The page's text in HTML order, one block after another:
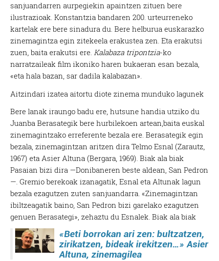
sanjuandarren aurpegiekin apaintzen zituen bere
ilustrazioak. Konstantzia bandaren 200. urteurreneko
kartelak ere bere sinadura du. Bere helburua euskarazko
zinemagintza egin zitekeela erakustea zen. Eta erakutsi
zuen, baita erakutsi ere.Kalabaza tripontzia-ko
narratzaileak film ikoniko haren bukaeran esan bezala,
«eta hala bazan, sar dadila kalabazan».
Aitzindari izatea aitortu diote zinema munduko lagunek
Bere lanak iraungo badu ere, hutsune handia utziko du
Juanba Berasategik bere hurbilekoen artean,baita euskal
zinemagintzako erreferente bezala ere. Berasategik egin
bezala, zinemagintzan aritzen dira Telmo Esnal (Zarautz,
1967) eta Asier Altuna (Bergara, 1969). Biak ala biak
Pasaian bizi dira —Donibaneren beste aldean, San Pedron
—. Gremio berekoak izanagatik, Esnal eta Altunak lagun
bezala ezagutzen zuten sanjuandarra. «Zinemagintzan
ibiltzeagatik baino, San Pedron bizi garelako ezagutzen
genuen Berasategi», zehaztu du Esnalek.
«Beti borrokan ari zen: bultzatzen,
zirikatzen, bideak irekitzen…»Asier
Altuna, zinemagilea
Biak ala biak